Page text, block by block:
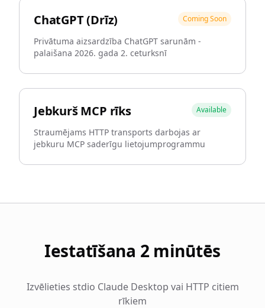
ChatGPT (Drīz) Coming Soon
Privātuma aizsardzība ChatGPT sarunām -
palaišana 2026. gada 2. ceturksnī
Jebkurš MCP rīks Available
Straumējams HTTP transports darbojas ar
jebkuru MCP saderīgu lietojumprogrammu
Iestatīšana 2 minūtēs
Izvēlieties stdio Claude Desktop vai HTTP citiem
rīkiem